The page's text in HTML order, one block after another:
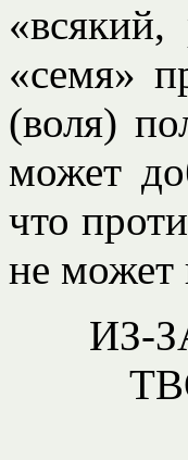
«семя»
(воля)
может
что
не может
ИЗ-